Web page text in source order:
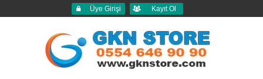
Üye Girişi Kayıt Ol